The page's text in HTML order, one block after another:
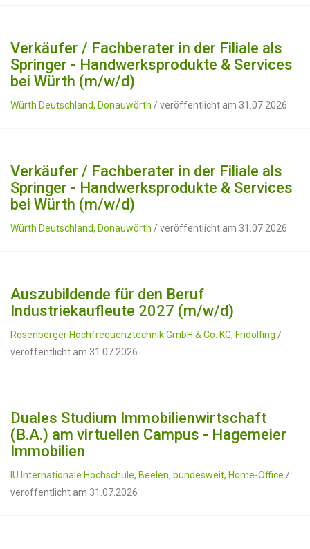
Verkäufer / Fachberater in der Filiale als
Springer - Handwerksprodukte & Services
bei Würth (m/w/d)
Würth Deutschland, Donauwörth / veröffentlicht am 31.07.2026
Verkäufer / Fachberater in der Filiale als
Springer - Handwerksprodukte & Services
bei Würth (m/w/d)
Würth Deutschland, Donauwörth / veröffentlicht am 31.07.2026
Auszubildende für den Beruf
Industriekaufleute 2027 (m/w/d)
Rosenberger Hochfrequenztechnik GmbH & Co. KG, Fridolfing /
veröffentlicht am 31.07.2026
Duales Studium Immobilienwirtschaft
(B.A.) am virtuellen Campus - Hagemeier
Immobilien
IU Internationale Hochschule, Beelen, bundesweit, Home-Office /
veröffentlicht am 31.07.2026